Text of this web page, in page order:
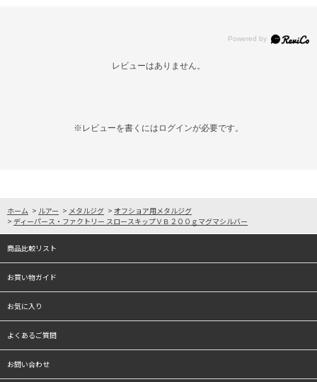
レビューはありません。
※レビューを書くには ログインが必要です。
ホーム > ルアー > メタルジグ > オフショア用メタルジグ
> ディーパース・ファクトリー スロースキップＶＢ２００ｇマグマシルバー
商品比較リスト
お買い物ガイド
お気に入り
よくあるご質問
お問い合わせ